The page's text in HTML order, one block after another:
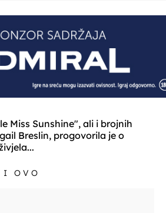
Miss Sunshine", ali i brojnih
Breslin, progovorila je o
I OVO